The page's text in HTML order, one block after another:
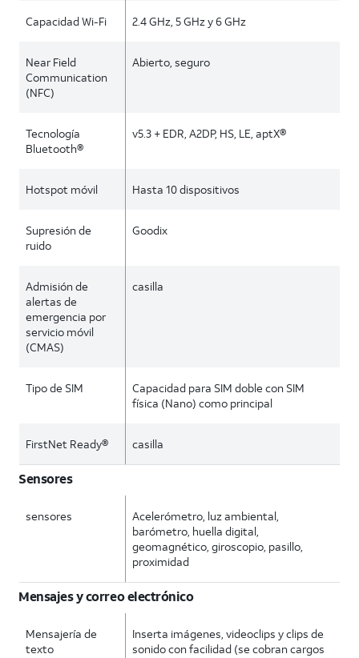
Capacidad Wi-Fi 2.4 GHz, 5 GHz y 6 GHz
Near Field
Communication
(NFC)
Abierto, seguro
Tecnología
Bluetooth®
v5.3 + EDR, A2DP, HS, LE, aptX®
Hotspot móvil Hasta 10 dispositivos
Supresión de
ruido
Goodix
Admisión de
alertas de
emergencia por
servicio móvil
(CMAS)
casilla
Tipo de SIM
Capacidad para SIM doble con SIM
física (Nano) como principal
FirstNet Ready® casilla
Sensores
sensores
Acelerómetro, luz ambiental,
barómetro, huella digital,
geomagnético, giroscopio, pasillo,
proximidad
Mensajes y correo electrónico
Mensajería de
texto
Inserta imágenes, videoclips y clips de
sonido con facilidad (se cobran cargos